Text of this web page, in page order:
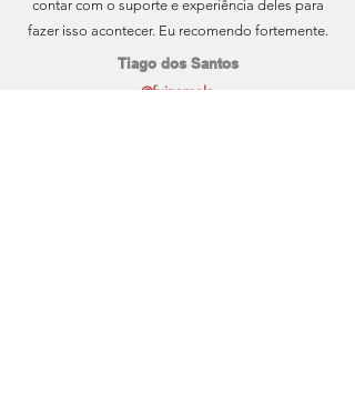
contar com o suporte e experiência deles para
fazer isso acontecer. Eu recomendo fortemente.
Tiago dos Santos
@fuinamala